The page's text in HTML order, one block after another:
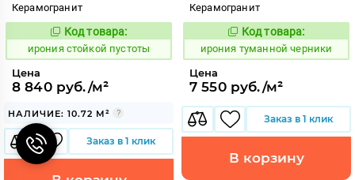
Керамогранит
1106074
Код товара:
ирония стойкой пустоты
Цена
8 840 руб./м²
НАЛИЧИЕ: 10.72 М²
Заказ в 1 клик
Керамогранит
1106994
Код товара:
ирония туманной черники
Цена
7 550 руб./м²
Заказ в 1 клик
В корзину